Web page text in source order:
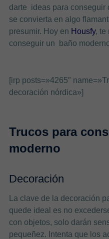
darte ideas para conseguir
se convierta en algo
presumir. Hoy en Housfy, te
conseguir un baño
[irp posts=»4265″
decoración nórdica»]
Trucos para
moderno
Decoración
La clave de la decoración
quede ideal es no
con objetos, solo darán
pequeñez. Intenta que los